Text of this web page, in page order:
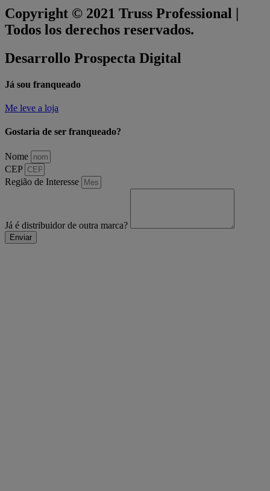
Copyright © 2021 Truss Professional |
Todos los derechos reservados.
Desarrollo Prospecta Digital
Já sou franqueado
Me leve a loja
Gostaria de ser franqueado?
Nome
CEP
Região de Interesse
Já é distribuidor de outra marca?
Enviar